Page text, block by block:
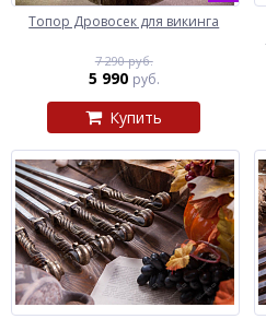
Топор Дровосек для викинга
7 290 руб.
5 990 руб.
Купить